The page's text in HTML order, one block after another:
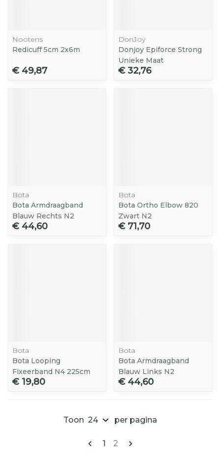
Nootens
Redicuff 5cm 2x6m
€ 49,87
DonJoy
Donjoy Epiforce Strong
Unieke Maat
€ 32,76
Bota
Bota Armdraagband
Blauw Rechts N2
€ 44,60
Bota
Bota Ortho Elbow 820
Zwart N2
€ 71,70
Bota
Bota Looping
Fixeerband N4 225cm
€ 19,80
Bota
Bota Armdraagband
Blauw Links N2
€ 44,60
Pagina's
U lees momenteel pagina
1 Pagina
2
Toon per pagina